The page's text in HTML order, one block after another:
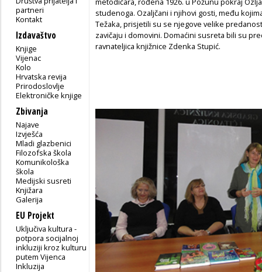
partneri
Kontakt
Izdavaštvo
Knjige
Vijenac
Kolo
Hrvatska revija
Prirodoslovlje
Elektroničke knjige
Zbivanja
Najave
Izvješća
Mladi glazbenici
Filozofska škola
Komunikološka
škola
Medijski susreti
Knjižara
Galerija
EU Projekt
Uključiva kultura -
potpora socijalnoj
inkluziji kroz kulturu
putem Vijenca
Inkluzija
studenoga. Ozaljčani i njihovi gosti, među
Težaka, prisjetili su se njegove velike
zavičaju i domovini. Domaćini susreta bili su
ravnateljica knjižnice Zdenka Stupić.